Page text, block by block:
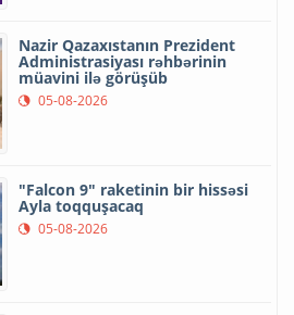
Nazir Qazaxıstanın Prezident
Administrasiyası rəhbərinin
müavini ilə görüşüb
05-08-2026
"Falcon 9" raketinin bir hissəsi
Ayla toqquşacaq
05-08-2026